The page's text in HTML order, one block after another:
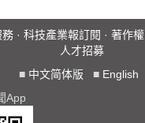
務 · 科技產業報訂閱 · 著作權
人才招募
■ 中文简体版 ■ English
App